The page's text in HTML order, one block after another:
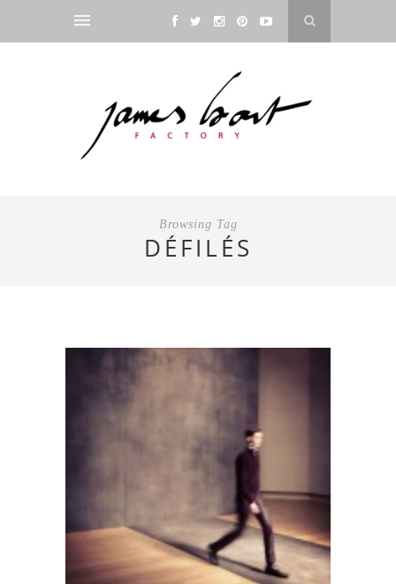
Browsing Tag
DÉFILÉS